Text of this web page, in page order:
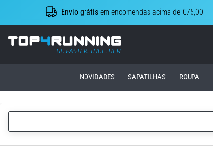
Envio grátis em encomendas acima de €75,00
Top4Running.pt
NOVIDADES SAPATILHAS ROUPA